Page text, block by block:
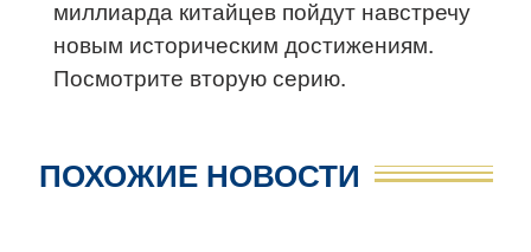
миллиарда китайцев пойдут навстречу
новым историческим достижениям.
Посмотрите вторую серию.
ПОХОЖИЕ НОВОСТИ